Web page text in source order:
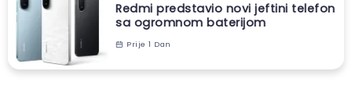
Redmi predstavio novi jeftini telefon
sa ogromnom baterijom
Prije 1 Dan